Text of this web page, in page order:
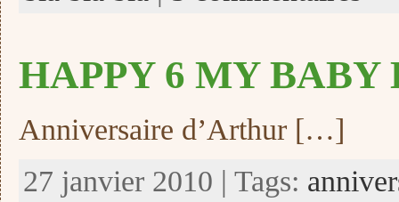
HAPPY 6 MY BABY
Anniversaire d’Arthur […]
27 janvier 2010 | Tags: